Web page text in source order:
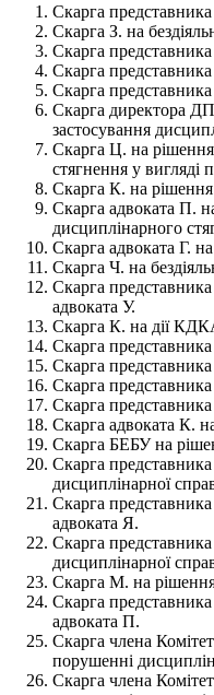
Скарга
Скарга З. на
Скарга
Скарга
Скарга
Скарга директора
застосування
Скарга Ц. на рішення
стягнення у вигляді
Скарга К. на
Скарга адвоката П.
дисциплінарного
Скарга адвоката Г.
Скарга Ч. на
Скарга
адвоката У.
Скарга К. на дії
Скарга
Скарга
Скарга
Скарга
Скарга адвоката К.
Скарга БЕБУ на
Скарга
дисциплінарної
Скарга
адвоката Я.
Скарга
дисциплінарної
Скарга М. на
Скарга
адвоката П.
Скарга члена
порушенні
Скарга члена